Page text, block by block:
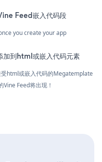
Feed嵌入代码段
you create your app
到html或嵌入代码元素
html或嵌入代码的Megatemplate
Feed将出现！